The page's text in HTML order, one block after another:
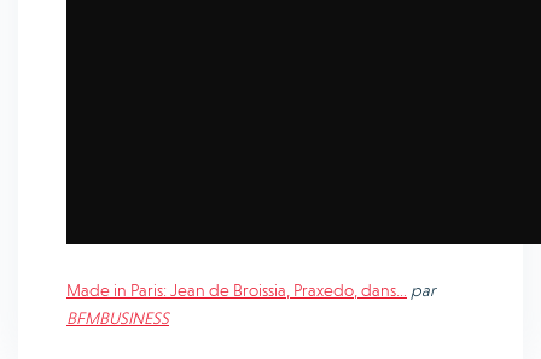
Made in Paris: Jean de Broissia, Praxedo, dans…
par
BFMBUSINESS